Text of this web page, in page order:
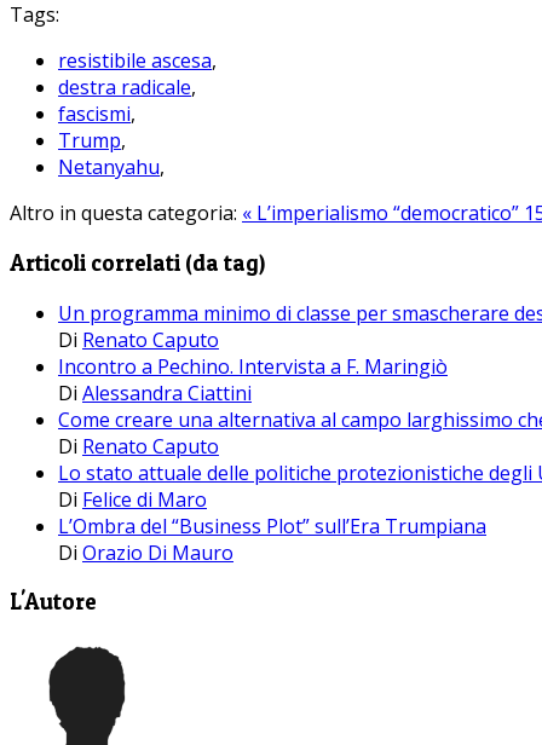
Tags:
resistibile ascesa,
destra radicale,
fascismi,
Trump,
Netanyahu,
Altro in questa categoria: « L’imperialismo “democratico”
Articoli correlati (da tag)
Un programma minimo di classe per smascherare
Di Renato Caputo
Incontro a Pechino. Intervista a F. Maringiò
Di Alessandra Ciattini
Come creare una alternativa al campo larghissimo
Di Renato Caputo
Lo stato attuale delle politiche protezionistiche degli
Di Felice di Maro
L’Ombra del “Business Plot” sull’Era Trumpiana
Di Orazio Di Mauro
L'Autore